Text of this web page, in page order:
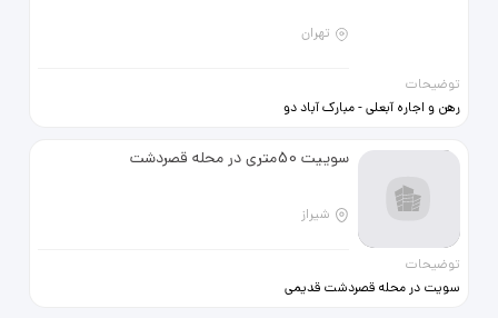
تهران
توضیحات
رهن و اجاره آبعلی - مبارک آباد دو
09129376902
سوییت 50متری در محله قصردشت
شیراز
توضیحات
سویت در محله قصردشت قدیمی